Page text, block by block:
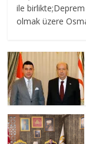
ile
olmak üzere